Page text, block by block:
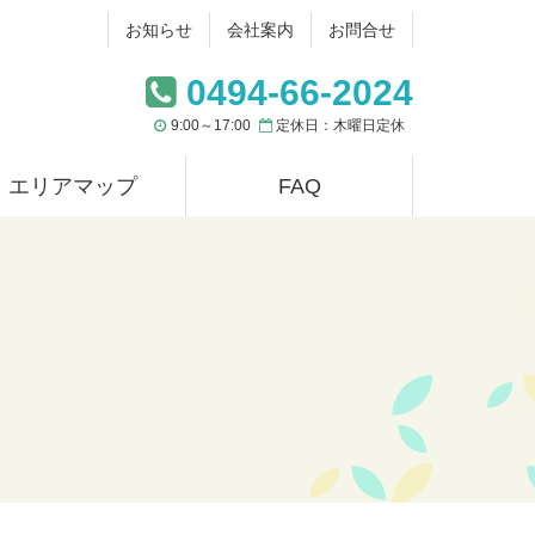
0494-66-2024
9:00～17:00 定休日：木曜日定休
お知らせ 会社案内 お問合せ
エリアマップ FAQ